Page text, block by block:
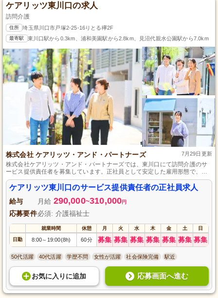
ケアリッツ東川口の求人
訪問介護
住所 埼玉県川口市戸塚2-25-16りとる欅2F
最寄駅 東川口駅から0.3km、浦和美園駅から2.8km、見沼代親水公園駅から7.0km
株式会社 ケアリッツ・アンド・パートナーズ 7月29日更新
株式会社ケアリッツ・アンド・パートナーズでは、東川口にて訪問介護のサ
ービス提供責任者を募集しています。正社員として安定した雇用形態で、充
実したサポート体制が整った職場環境の中で、やりがいを持って働けます。
資格や経験は不要、あなたの熱意と意欲を重視します。共に高品質なケアを
提供し、地域の皆さんに笑顔を届けましょう。ご応募をお待ちしています。
ケアリッツ東川口のサービス提供責任者の正社員求人
給与 月給 290,000~310,000円
応募要件必須: 介護福祉士
就業時間 休憩 月 火 水 木 金 土 日
日勤 8:00～ 19:00(8h) 60分 募集 募集 募集 募集 募集 募集 募集
50代活躍 40代活躍 学歴不問 女性が活躍 社会保険完備 駅近
お気に入り に追加 応募画面へ進む